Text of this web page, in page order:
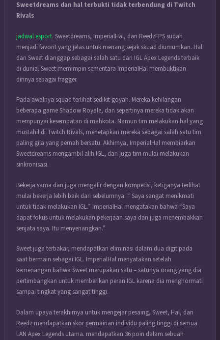
Sweetdreams dan hal terbukti tidak terbendung di Twitch
Rivals
jadwal esport. Sweetdreams, ImperialHal, dan ReedzFPS sudah
menjadi favorit yang jelas untuk menang sejak skuad diumumkan. Hal
dan Sweet dianggap sebagai salah satu dari IGL Apex Legends terbaik
di dunia. Sweet memimpin sementara ImperialHal membuktikan
dirinya sebagai fragger.
Pada awalnya squad terlihat sedikit goyah. Mereka kehilangan
beberapa game Shadow Royale, dan sepertinya mereka tidak akan
mempunyai kesempatan di mahkota. Namun tim melakukan hal yang
mustahil di Twitch Rivals, menetapkan mereka sebagai salah satu tim
paling gila yang pernah bersatu. Akhirnya, ImperialHal membiarkan
Sweetdreams mengambil alih IGL, dan juga tim mulai melakukan
sinkronisasi.
Bekerja sama dan juga mengalir dengan kompetisi, ketiganya terlihat
mulai bekerja lebih baik dari sebelumnya. “ Saya sangat menikmati
untuk tidak melakukan IGL.” ImperialHal mengatakan bahwa “Saya
dapat fokus untuk melakukan pekerjaan saya dan juga menembakkan
senjata saya. Itu menyenangkan.”
Sweet juga terbakar, mendapatkan eliminasi dalam dua digit pada
saat bermain sebagai IGL. ImperialHal menyatakan setelah
kemenangan bahwa Sweet merupakan satu – satunya orang yang dia
pertimbangkan untuk memberikan peran IGL karena dia menghormati
sampai tingkat yang sangat tinggi.
Dalam upaya terakhirnya untuk mengejar pesaing, Sweet, Hal, dan
Reedz mendapatkan skor permainan individu paling tinggi di semua
LAN Apex Legends utama. mendapatkan 36 poin dalam sebuah